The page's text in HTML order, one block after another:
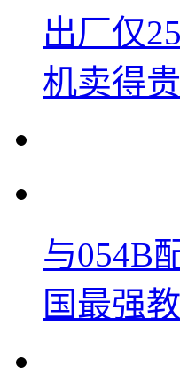
出厂仅
机卖得贵
与054B
国最强